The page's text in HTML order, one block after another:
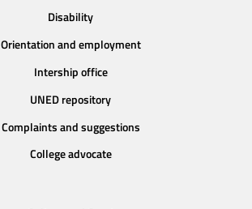
Disability
Orientation and employment
Intership office
UNED repository
Complaints and suggestions
College advocate